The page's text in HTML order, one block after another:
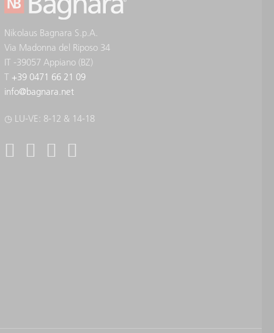
Nikolaus Bagnara S.p.A.
Via Madonna del Riposo 34
IT -39057 Appiano (BZ)
T +39 0471 66 21 09
info@bagnara.net
◷ LU-VE: 8-12 & 14-18